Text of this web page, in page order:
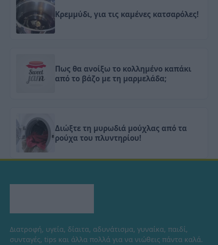
Κρεμμύδι, για τις καμένες κατσαρόλες!
Πως θα ανοίξω το κολλημένο καπάκι
από το βάζο με τη μαρμελάδα;
Διώξτε τη μυρωδιά μούχλας από τα
ρούχα του πλυντηρίου!
Διατροφή, υγεία, δίαιτα, αδυνάτισμα, γυναίκα, παιδί,
συνταγές, tips και άλλα πολλά για να νιώθεις πάντα καλά.